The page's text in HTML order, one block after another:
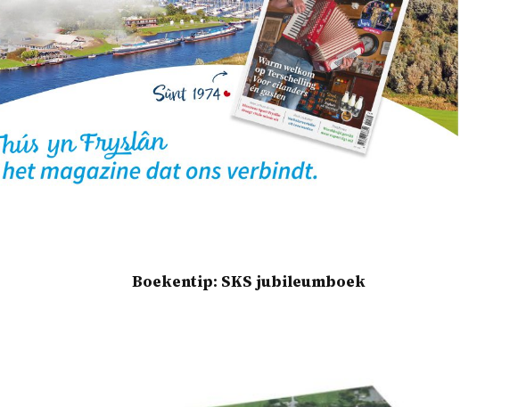
Boekentip: SKS jubileumboek